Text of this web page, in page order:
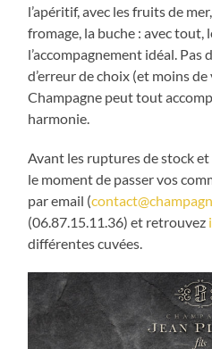
l’apéritif, avec les fruits de
fromage, la buche : avec tout,
l’accompagnement idéal. Pas
d’erreur de choix (et moins de
Champagne peut tout
harmonie.
Avant les ruptures de stock et
le moment de passer vos
par email (
(06.87.15.11.36) et retrouvez
différentes cuvées.